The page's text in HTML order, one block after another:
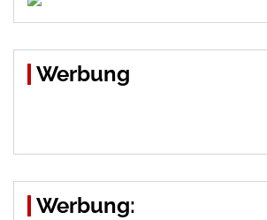
Werbung
Werbung: